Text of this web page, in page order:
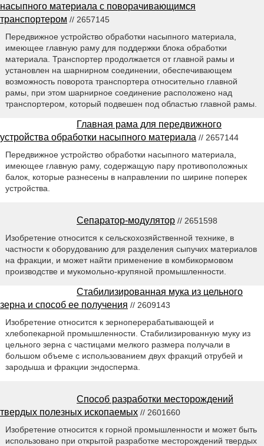
насыпного материала c поворачивающимся
транспортером // 2657145
Передвижное устройство обработки насыпного материала,
имеющее главную раму для поддержки блока обработки
материала. Транспортер продолжается от главной рамы и
установлен на шарнирном соединении, обеспечивающем
возможность поворота транспортера относительно главной
рамы, при этом шарнирное соединение расположено над
транспортером, который подвешен под областью главной рамы.
Главная рама для передвижного
устройства обработки насыпного материала // 2657144
Передвижное устройство обработки насыпного материала,
имеющее главную раму, содержащую пару противоположных
балок, которые разнесены в направлении по ширине поперек
устройства.
Сепаратор-модулятор // 2651598
Изобретение относится к сельскохозяйственной технике, в
частности к оборудованию для разделения сыпучих материалов
на фракции, и может найти применение в комбикормовом
производстве и мукомольно-крупяной промышленности.
Стабилизированная мука из цельного
зерна и способ ее получения // 2609143
Изобретение относится к зерноперерабатывающей и
хлебопекарной промышленности. Стабилизированную муку из
цельного зерна с частицами мелкого размера получали в
большом объеме с использованием двух фракций отрубей и
зародыша и фракции эндосперма.
Способ разработки месторождений
твердых полезных ископаемых // 2601660
Изобретение относится к горной промышленности и может быть
использовано при открытой разработке месторождений твердых